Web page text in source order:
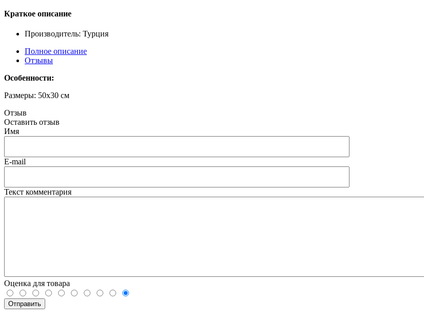
Краткое описание
Производитель: Турция
Полное описание
Отзывы
Особенности:
Размеры: 50x30 см
Отзыв
Оставить отзыв
Имя
E-mail
Текст комментария
Оценка для товара